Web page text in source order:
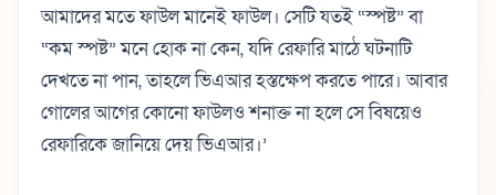
আমাদের মতে ফাউল মানেই ফাউল। সেটি যতই “স্পষ্ট” বা
“কম স্পষ্ট” মনে হোক না কেন, যদি রেফারি মাঠে ঘটনাটি
দেখতে না পান, তাহলে ভিএআর হস্তক্ষেপ করতে পারে। আবার
গোলের আগের কোনো ফাউলও শনাক্ত না হলে সে বিষয়েও
রেফারিকে জানিয়ে দেয় ভিএআর।’